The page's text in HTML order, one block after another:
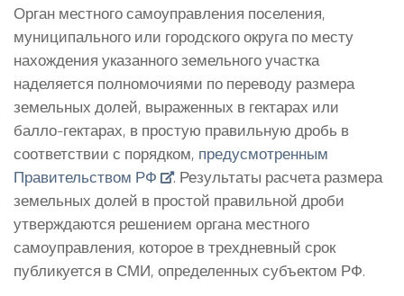
Орган местного самоуправления поселения,
муниципального или городского округа по месту
нахождения указанного земельного участка
наделяется полномочиями по переводу размера
земельных долей, выраженных в гектарах или
балло-гектарах, в простую правильную дробь в
соответствии с порядком, предусмотренным
Правительством РФ
. Результаты расчета размера
земельных долей в простой правильной дроби
утверждаются решением органа местного
самоуправления, которое в трехдневный срок
публикуется в СМИ, определенных субъектом РФ.